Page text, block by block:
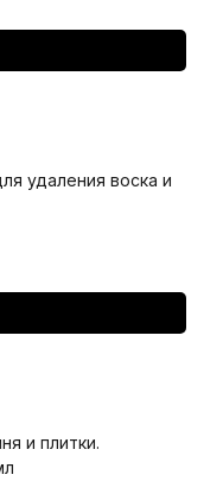
удаления воска и
и плитки.